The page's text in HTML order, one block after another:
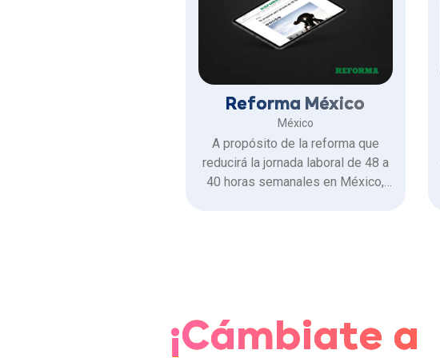
Reforma México
México
A propósito de la reforma que
reducirá la jornada laboral de 48 a
40 horas semanales en México,
trabajadas.
¡Cámbiate a